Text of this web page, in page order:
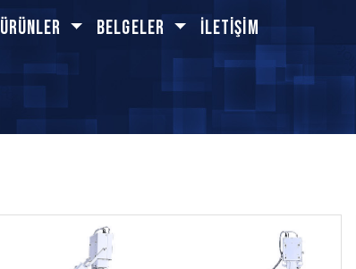
Ürünler BELGELER İletişim